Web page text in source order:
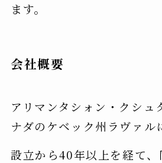
ます。
会社概要
アリマンタシォン・クシュ
ナダのケベック州ラヴァル
設立から40年以上を経て